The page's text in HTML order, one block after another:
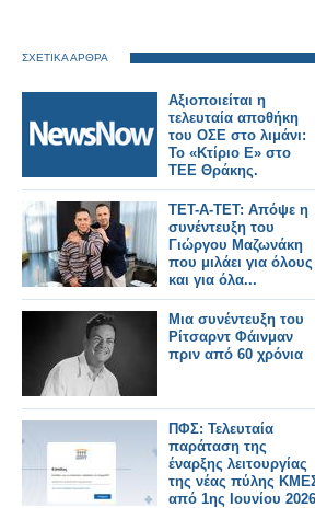
ΣΧΕΤΙΚΑ ΑΡΘΡΑ
Αξιοποιείται η
τελευταία αποθήκη
του ΟΣΕ στο λιμάνι:
Το «Κτίριο Ε» στο
ΤΕΕ Θράκης.
ΤΕΤ-Α-ΤΕΤ: Απόψε η
συνέντευξη του
Γιώργου Μαζωνάκη
που μιλάει για όλους
και για όλα...
Μια συνέντευξη του
Ρίτσαρντ Φάινμαν
πριν από 60 χρόνια
ΠΦΣ: Τελευταία
παράταση της
έναρξης λειτουργίας
της νέας πύλης
από 1ης Ιουνίου 2026